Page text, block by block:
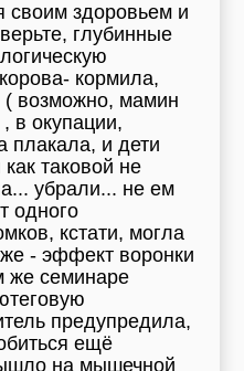
своим здоровьем и
глубинные
кормила,
( возможно, мамин
, в окупации,
плакала, и дети
таковой не
убрали... не ем
одного
кстати, могла
- эффект воронки
же семинаре
предупредила,
ещё
на мышечной